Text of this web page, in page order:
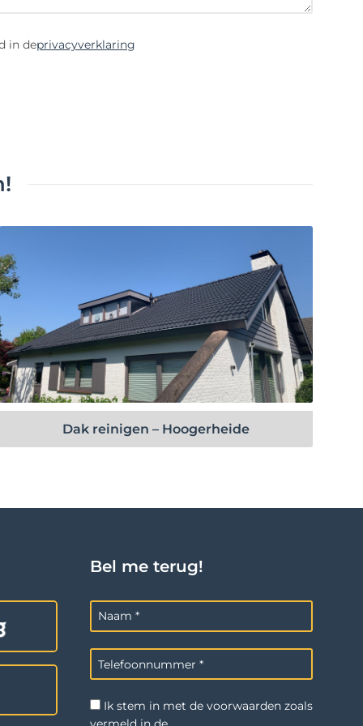
in deprivacyverklaring
Bekijk project
Dak reinigen – Hoogerheide
Bel me terug!
Ik stem in met de voorwaarden zoals